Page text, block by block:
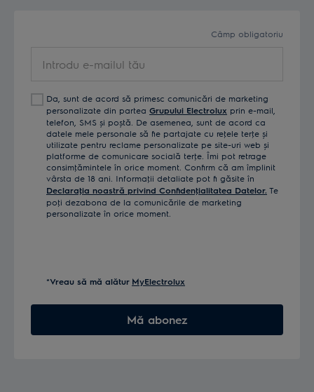
Câmp obligatoriu
Da, sunt de acord să primesc comunicări de marketing
personalizate din partea Grupului Electrolux prin e-mail,
telefon, SMS și poștă. De asemenea, sunt de acord ca
datele mele personale să fie partajate cu reţele terţe și
utilizate pentru reclame personalizate pe site-uri web și
platforme de comunicare socială terţe. Îmi pot retrage
consimţămintele în orice moment. Confirm că am împlinit
vârsta de 18 ani. Informaţii detaliate pot fi găsite în
Declaraţia noastră privind Confidenţialitatea Datelor. Te
poţi dezabona de la comunicările de marketing
personalizate în orice moment.
*Vreau să mă alătur MyElectrolux
Mă abonez